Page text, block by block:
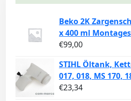
Beko 2K
x 400 ml
€99,00
STIHL Öltank,
017, 018, MS 170,
€23,34